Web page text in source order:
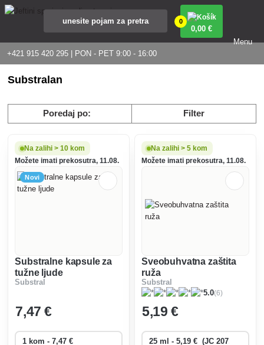
+421 915 420 295 | PON - PET 9:00 - 16:00
0
0,00 €
Menu
Substralan
Poredaj po: Filter
Na zalihi > 10 kom
Možete imati prekosutra, 11.08.
Novi
Substralne kapsule za
tužne ljude
Substral
7,47 €
Na zalihi > 5 kom
Možete imati prekosutra, 11.08.
Sveobuhvatna zaštita
ruža
Substral
5.0(6)
5,19 €